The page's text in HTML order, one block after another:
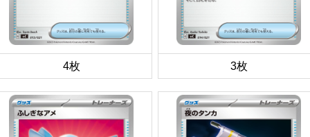
4枚 3枚